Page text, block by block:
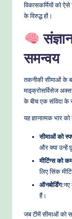
विकासकर्मियों को
के विरुद्ध हों।
समन्वय
तकनीकी सीमाओं के
माइक्रोसर्विसेज
के बीच एक संविदा के
यह ज्ञानात्मक भार
सीमाओं को
और क्या उन्हें
मीटिंग्स को
लिए सिंक
ऑनबोर्डिंग:नए
हैं।
जब टीमें सीमाओं को